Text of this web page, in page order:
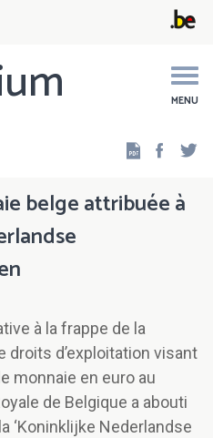
MENU
belge attribuée à
à la frappe de la
droits d’exploitation visant
monnaie en euro au
de Belgique a abouti
‘Koninklijke Nederlandse